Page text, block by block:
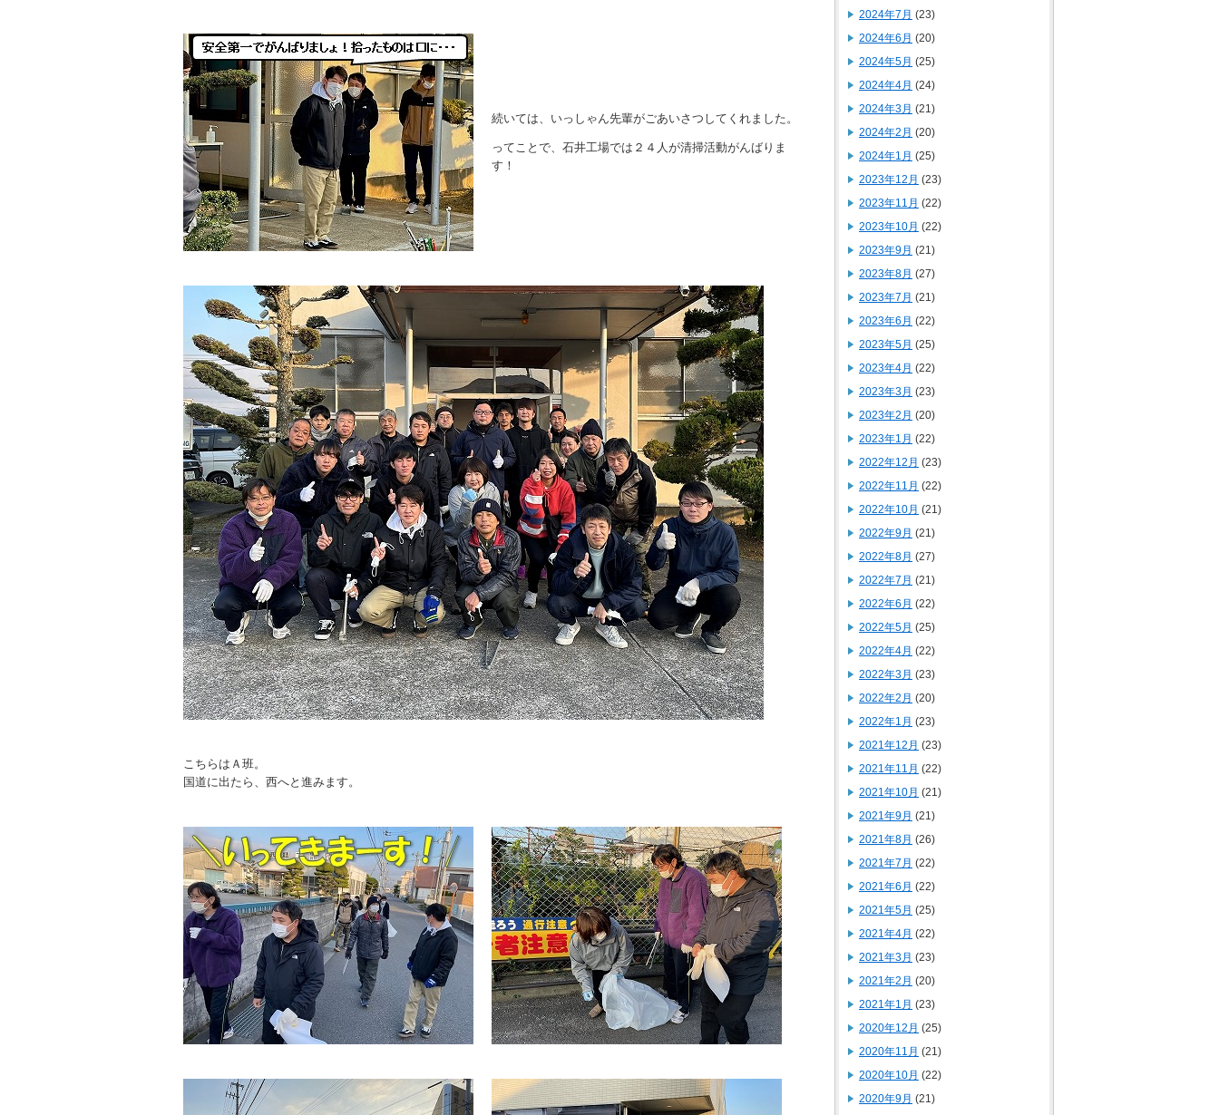
続いては、いっしゃん先輩がごあいさつしてくれました。
ってことで、石井工場では２４人が清掃活動がんばりま
す！
こちらはＡ班。
国道に出たら、西へと進みます。
2024年7月 (23)
2024年6月 (20)
2024年5月 (25)
2024年4月 (24)
2024年3月 (21)
2024年2月 (20)
2024年1月 (25)
2023年12月 (23)
2023年11月 (22)
2023年10月 (22)
2023年9月 (21)
2023年8月 (27)
2023年7月 (21)
2023年6月 (22)
2023年5月 (25)
2023年4月 (22)
2023年3月 (23)
2023年2月 (20)
2023年1月 (22)
2022年12月 (23)
2022年11月 (22)
2022年10月 (21)
2022年9月 (21)
2022年8月 (27)
2022年7月 (21)
2022年6月 (22)
2022年5月 (25)
2022年4月 (22)
2022年3月 (23)
2022年2月 (20)
2022年1月 (23)
2021年12月 (23)
2021年11月 (22)
2021年10月 (21)
2021年9月 (21)
2021年8月 (26)
2021年7月 (22)
2021年6月 (22)
2021年5月 (25)
2021年4月 (22)
2021年3月 (23)
2021年2月 (20)
2021年1月 (23)
2020年12月 (25)
2020年11月 (21)
2020年10月 (22)
2020年9月 (21)